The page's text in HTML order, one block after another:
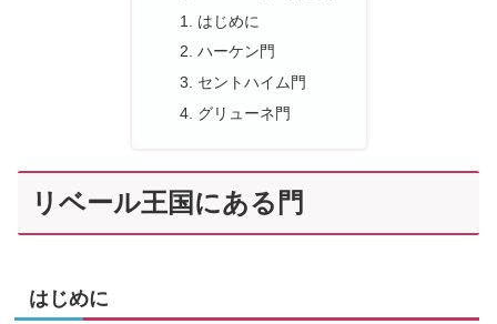
はじめに
ハーケン門
セントハイム門
グリューネ門
リベール王国にある門
はじめに